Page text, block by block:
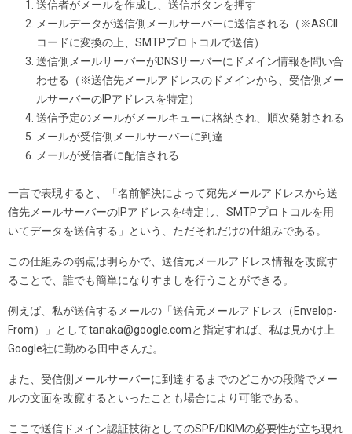
送信者がメールを作成し、送信ボタンを押す
メールデータが送信側メールサーバーに送信される（※ASCII
コードに変換の上、SMTPプロトコルで送信）
送信側メールサーバーがDNSサーバーにドメイン情報を問い合
わせる（※送信先メールアドレスのドメインから、受信側メー
ルサーバーのIPアドレスを特定）
送信予定のメールがメールキューに格納され、順次発射される
メールが受信側メールサーバーに到達
メールが受信者に配信される
一言で表現すると、「名前解決によって宛先メールアドレスから送
信先メールサーバーのIPアドレスを特定し、SMTPプロトコルを用
いてデータを送信する」という、ただそれだけの仕組みである。
この仕組みの弱点は明らかで、送信元メールアドレス情報を改竄す
ることで、誰でも簡単になりすましを行うことができる。
例えば、私が送信するメールの「送信元メールアドレス（Envelop-
From）」としてtanaka@google.comと指定すれば、私は見かけ上
Google社に勤める田中さんだ。
また、受信側メールサーバーに到達するまでのどこかの段階でメー
ルの文面を改竄するといったことも場合により可能である。
ここで送信ドメイン認証技術としてのSPF/DKIMの必要性が立ち現れ